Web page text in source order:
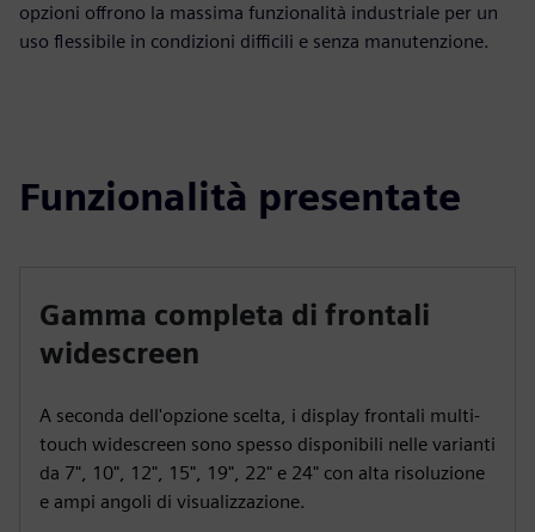
opzioni offrono la massima funzionalità industriale per un
uso flessibile in condizioni difficili e senza manutenzione.
Funzionalità presentate
Gamma completa di frontali
widescreen
A seconda dell'opzione scelta, i display frontali multi-
touch widescreen sono spesso disponibili nelle varianti
da 7", 10", 12", 15", 19", 22" e 24" con alta risoluzione
e ampi angoli di visualizzazione.